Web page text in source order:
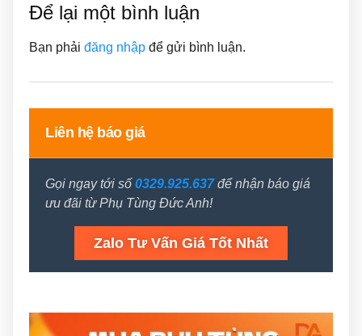
Để lại một bình luận
Bạn phải đăng nhập để gửi bình luận.
Liên hệ báo giá
Gọi ngay tới số 0329.925.637để nhận báo giá
ưu đãi từ Phụ Tùng Đức Anh!
Zalo Tư Vấn Giá Tốt Nhất